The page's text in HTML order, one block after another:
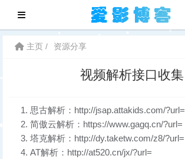
主页 资源分享
视频解析接口收集
思古解析：http://jsap.attakids.com/?url=
简傲云解析：https://www.gagq.cn/?url=
塔克解析：http://dy.taketw.com/z8/?url=
AT解析：http://at520.cn/jx/?url=